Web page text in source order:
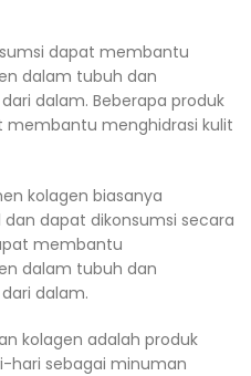
dapat membantu
dalam tubuh dan
dalam. Beberapa produk
menghidrasi kulit
kolagen biasanya
dapat dikonsumsi secara
membantu
dalam tubuh dan
dalam.
kolagen adalah produk
hari sebagai minuman